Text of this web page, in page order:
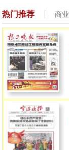
热门推荐 商业